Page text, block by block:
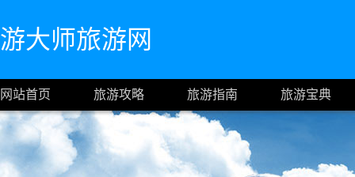
游大师旅游网
网站首页 旅游攻略 旅游指南 旅游宝典